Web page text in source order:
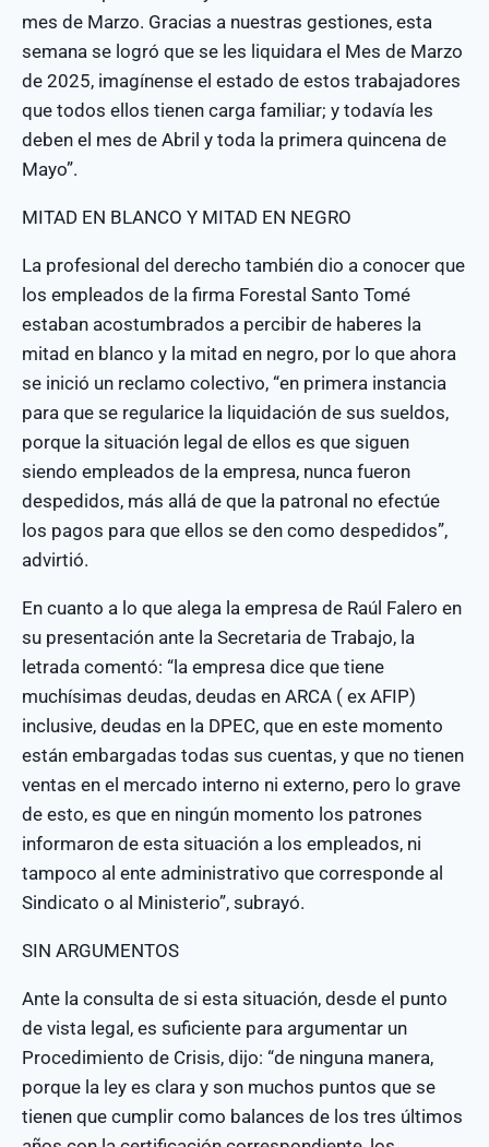
mes de Marzo. Gracias a nuestras gestiones, esta
semana se logró que se les liquidara el Mes de Marzo
de 2025, imagínense el estado de estos trabajadores
que todos ellos tienen carga familiar; y todavía les
deben el mes de Abril y toda la primera quincena de
Mayo”.
MITAD EN BLANCO Y MITAD EN NEGRO
La profesional del derecho también dio a conocer que
los empleados de la firma Forestal Santo Tomé
estaban acostumbrados a percibir de haberes la
mitad en blanco y la mitad en negro, por lo que ahora
se inició un reclamo colectivo, “en primera instancia
para que se regularice la liquidación de sus sueldos,
porque la situación legal de ellos es que siguen
siendo empleados de la empresa, nunca fueron
despedidos, más allá de que la patronal no efectúe
los pagos para que ellos se den como despedidos”,
advirtió.
En cuanto a lo que alega la empresa de Raúl Falero en
su presentación ante la Secretaria de Trabajo, la
letrada comentó: “la empresa dice que tiene
muchísimas deudas, deudas en ARCA ( ex AFIP)
inclusive, deudas en la DPEC, que en este momento
están embargadas todas sus cuentas, y que no tienen
ventas en el mercado interno ni externo, pero lo grave
de esto, es que en ningún momento los patrones
informaron de esta situación a los empleados, ni
tampoco al ente administrativo que corresponde al
Sindicato o al Ministerio”, subrayó.
SIN ARGUMENTOS
Ante la consulta de si esta situación, desde el punto
de vista legal, es suficiente para argumentar un
Procedimiento de Crisis, dijo: “de ninguna manera,
porque la ley es clara y son muchos puntos que se
tienen que cumplir como balances de los tres últimos